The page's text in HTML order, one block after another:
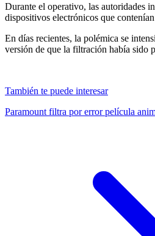
Durante el operativo, las autoridades
dispositivos electrónicos que
En días recientes, la polémica se
versión de que la filtración había sido
También te puede interesar
Paramount filtra por error película